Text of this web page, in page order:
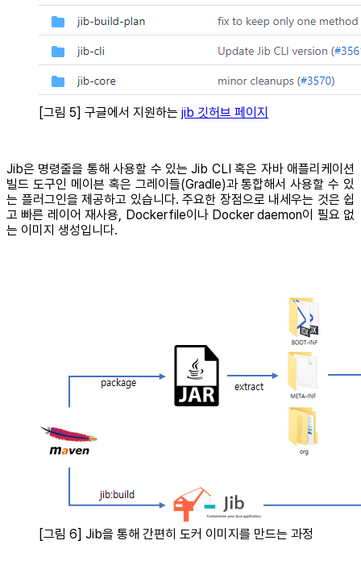
[그림 5] 구글에서 지원하는 jib 깃허브 페이지
Jib은 명령줄을 통해 사용할 수 있는 Jib CLI 혹은 자바 애플리케이션
빌드 도구인 메이븐 혹은 그레이들(Gradle)과 통합해서 사용할 수 있
는 플러그인을 제공하고 있습니다. 주요한 장점으로 내세우는 것은 쉽
고 빠른 레이어 재사용, Dockerfile이나 Docker daemon이 필요 없
는 이미지 생성입니다.
[그림 6] Jib을 통해 간편히 도커 이미지를 만드는 과정